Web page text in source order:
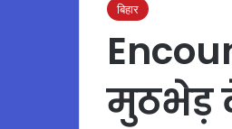
बिहार
मुठभेड़